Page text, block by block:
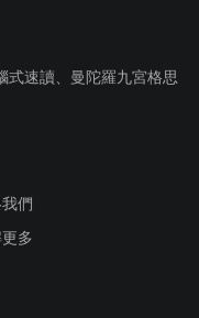
式速讀、曼陀羅九宮格思
們
多